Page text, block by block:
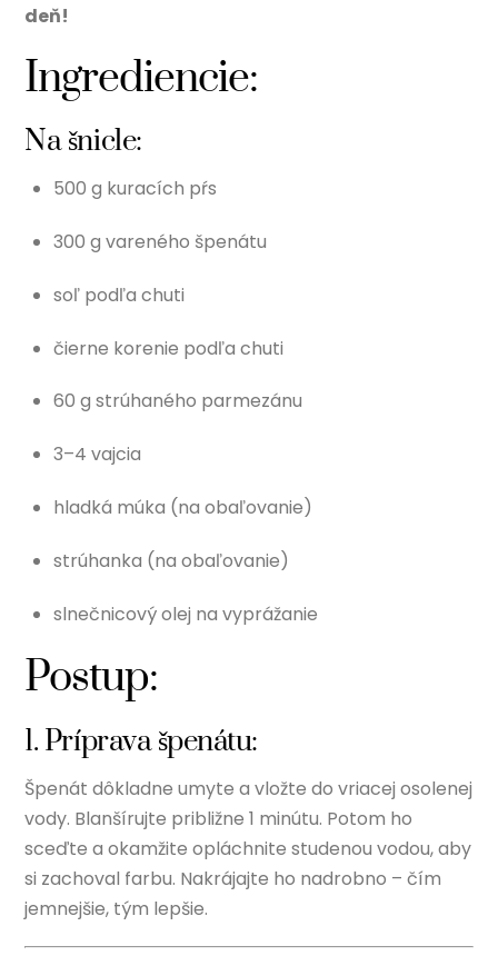
deň!
Ingrediencie:
Na šnicle:
500 g kuracích pŕs
300 g vareného špenátu
soľ podľa chuti
čierne korenie podľa chuti
60 g strúhaného parmezánu
3–4 vajcia
hladká múka (na obaľovanie)
strúhanka (na obaľovanie)
slnečnicový olej na vyprážanie
Postup:
1. Príprava špenátu:
Špenát dôkladne umyte a vložte do vriacej osolenej
vody. Blanšírujte približne 1 minútu. Potom ho
sceďte a okamžite opláchnite studenou vodou, aby
si zachoval farbu. Nakrájajte ho nadrobno – čím
jemnejšie, tým lepšie.